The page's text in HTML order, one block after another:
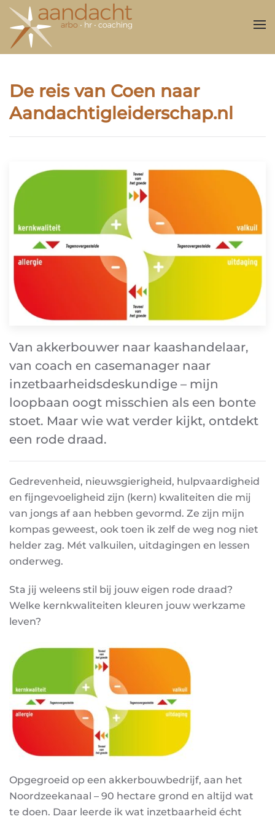
Overslaan en naar de inhoud gaan
De reis van Coen naar
Aandachtigleiderschap.nl
Van akkerbouwer naar kaashandelaar,
van coach en casemanager naar
inzetbaarheidsdeskundige – mijn
loopbaan oogt misschien als een bonte
stoet. Maar wie wat verder kijkt, ontdekt
een rode draad.
Gedrevenheid, nieuwsgierigheid, hulpvaardigheid
en fijngevoeligheid zijn (kern) kwaliteiten die mij
van jongs af aan hebben gevormd. Ze zijn mijn
kompas geweest, ook toen ik zelf de weg nog niet
helder zag. Mét valkuilen, uitdagingen en lessen
onderweg.
Sta jij weleens stil bij jouw eigen rode draad?
Welke kernkwaliteiten kleuren jouw werkzame
leven?
Opgegroeid op een akkerbouwbedrijf, aan het
Noordzeekanaal – 90 hectare grond en altijd wat
te doen. Daar leerde ik wat inzetbaarheid écht